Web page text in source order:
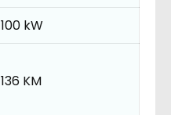
100 kW
136 KM